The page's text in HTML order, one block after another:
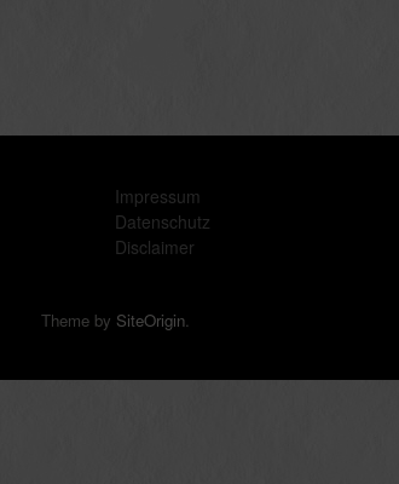
Impressum
Datenschutz
Disclaimer
Theme by SiteOrigin.